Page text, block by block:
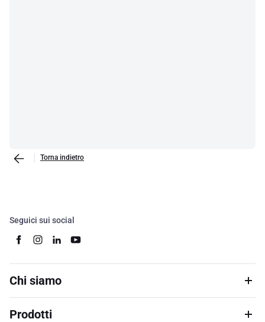
Torna indietro
Seguici sui social
Chi siamo
Prodotti